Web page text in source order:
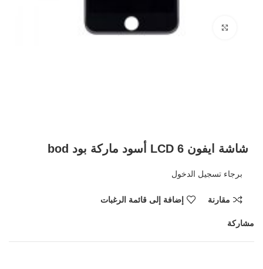
Click to enlarge
شاشة ايفون 6 LCD أسود ماركة بود bod
برجاء تسجيل الدخول
مقارنة إضافة إلى قائمة الرغبات
مشاركة